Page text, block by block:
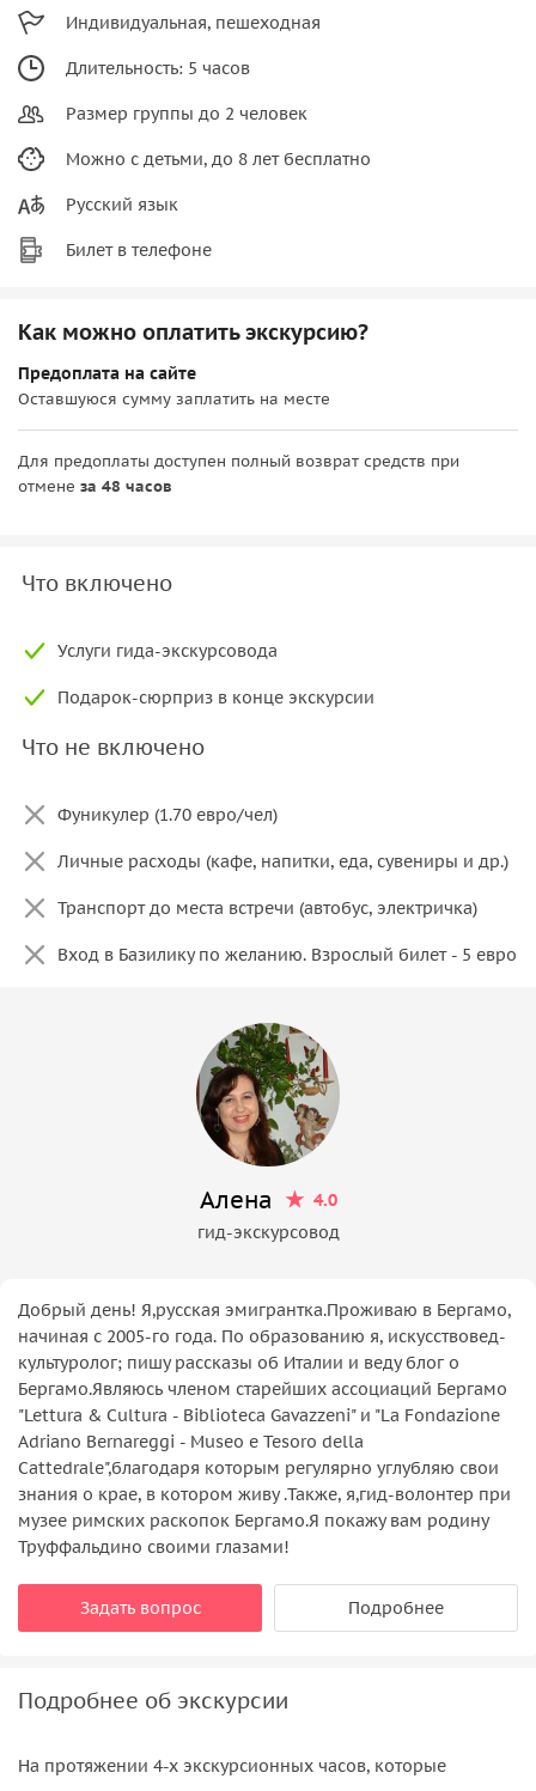
Индивидуальная, пешеходная
Длительность: 5 часов
Размер группы до 2 человек
Можно с детьми, до 8 лет бесплатно
Русский язык
Билет в телефоне
Как можно оплатить экскурсию?
Предоплата на сайте
Оставшуюся сумму заплатить на месте
Для предоплаты доступен полный возврат средств при
отмене за 48 часов
Что включено
Услуги гида-экскурсовода
Подарок-сюрприз в конце экскурсии
Что не включено
Фуникулер (1.70 евро/чел)
Личные расходы (кафе, напитки, еда, сувениры и др.)
Транспорт до места встречи (автобус, электричка)
Вход в Базилику по желанию. Взрослый билет - 5 евро
Алена
4.0
гид-экскурсовод
Добрый день! Я,русская эмигрантка.Проживаю в Бергамо,
начиная с 2005-го года. По образованию я, искусствовед-
культуролог; пишу рассказы об Италии и веду блог о
Бергамо.Являюсь членом старейших ассоциаций Бергамо
"Lettura & Cultura - Biblioteca Gavazzeni" и "La Fondazione
Adriano Bernareggi - Museo e Tesoro della
Cattedrale",благодаря которым регулярно углубляю свои
знания о крае, в котором живу .Также, я,гид-волонтер при
музее римских раскопок Бергамо.Я покажу вам родину
Труффальдино своими глазами!
Задать вопрос Подробнее
Подробнее об экскурсии
На протяжении 4-х экскурсионных часов, которые